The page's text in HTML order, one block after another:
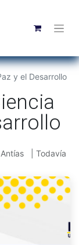
y el Desarrollo
| Todavía